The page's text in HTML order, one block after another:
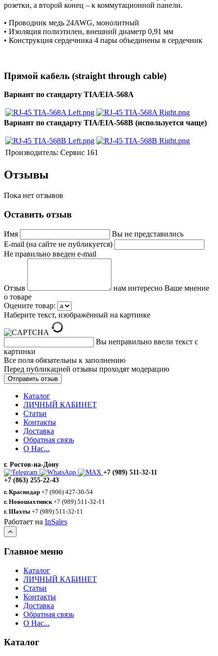
розетки, а второй конец – к коммутационной панели.
• Проводник медь 24AWG, монолитный
• Изоляция полиэтилен, внешний диаметр 0,91 мм
• Конструкция сердечника 4 пары объединены в сердечник
Прямой кабель (straight through cable)
Вариант по стандарту TIA/EIA-568A
Вариант по стандарту TIA/EIA-568B (используется чаще)
Производитель: Сервис 161
Отзывы
Пока нет отзывов
Оставить отзыв
Имя
Вы не представились
E-mail (на сайте не публикуется)
Не правильно введен e-mail
Отзыв
нам интересно Ваше мнение
о товаре
Оцените товар:
Наберите текст, изображённый на картинке
Вы неправильно ввели текст с
картинки
Все поля обязательны к заполнению
Перед публикацией отзывы проходят модерацию
Каталог
ЛИЧНЫЙ КАБИНЕТ
Статьи
Контакты
Доставка
Обратная связь
О Нас...
г. Ростов-на-Дону
+7 (989) 511-32-11
+7 (863) 255-22-43
г. Краснодар +7 (906) 427-30-54
г. Новошахтинск +7 (989) 511-32-11
г. Шахты +7 (989) 511-32-11
Работает на InSales
Главное меню
Каталог
ЛИЧНЫЙ КАБИНЕТ
Статьи
Контакты
Доставка
Обратная связь
О Нас...
Каталог